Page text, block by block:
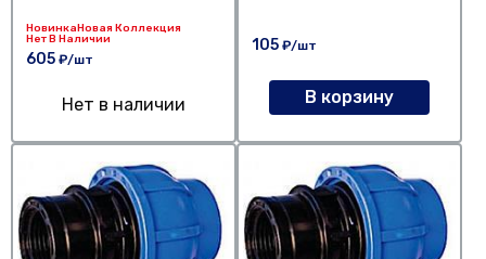
НовинкаНовая Коллекция
Нет В Наличии
605 ₽/шт
Нет в наличии
105 ₽/шт
В корзину